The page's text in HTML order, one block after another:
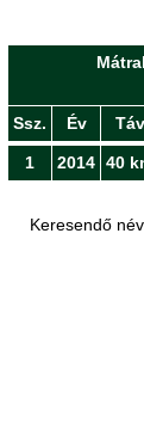
Ssz. Év Táv
1 2014 40
Keresendő